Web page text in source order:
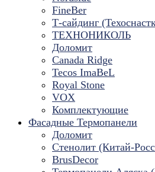
FineBer
Т-сайдинг
ТЕХНОНИКОЛЬ
Доломит
Canada Ridge
Tecos ImaBeL
Royal Stone
VOX
Комплектующие
Фасадные Термопанели
Доломит
Стенолит (Китай-
BrusDecor